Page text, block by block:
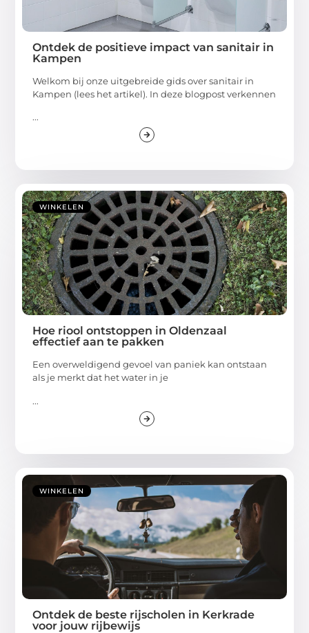
Ontdek de positieve impact van sanitair in
Kampen
Welkom bij onze uitgebreide gids over sanitair in
Kampen (lees het artikel). In deze blogpost verkennen
...
WINKELEN
Hoe riool ontstoppen in Oldenzaal
effectief aan te pakken
Een overweldigend gevoel van paniek kan ontstaan
als je merkt dat het water in je
...
WINKELEN
Ontdek de beste rijscholen in Kerkrade
voor jouw rijbewijs